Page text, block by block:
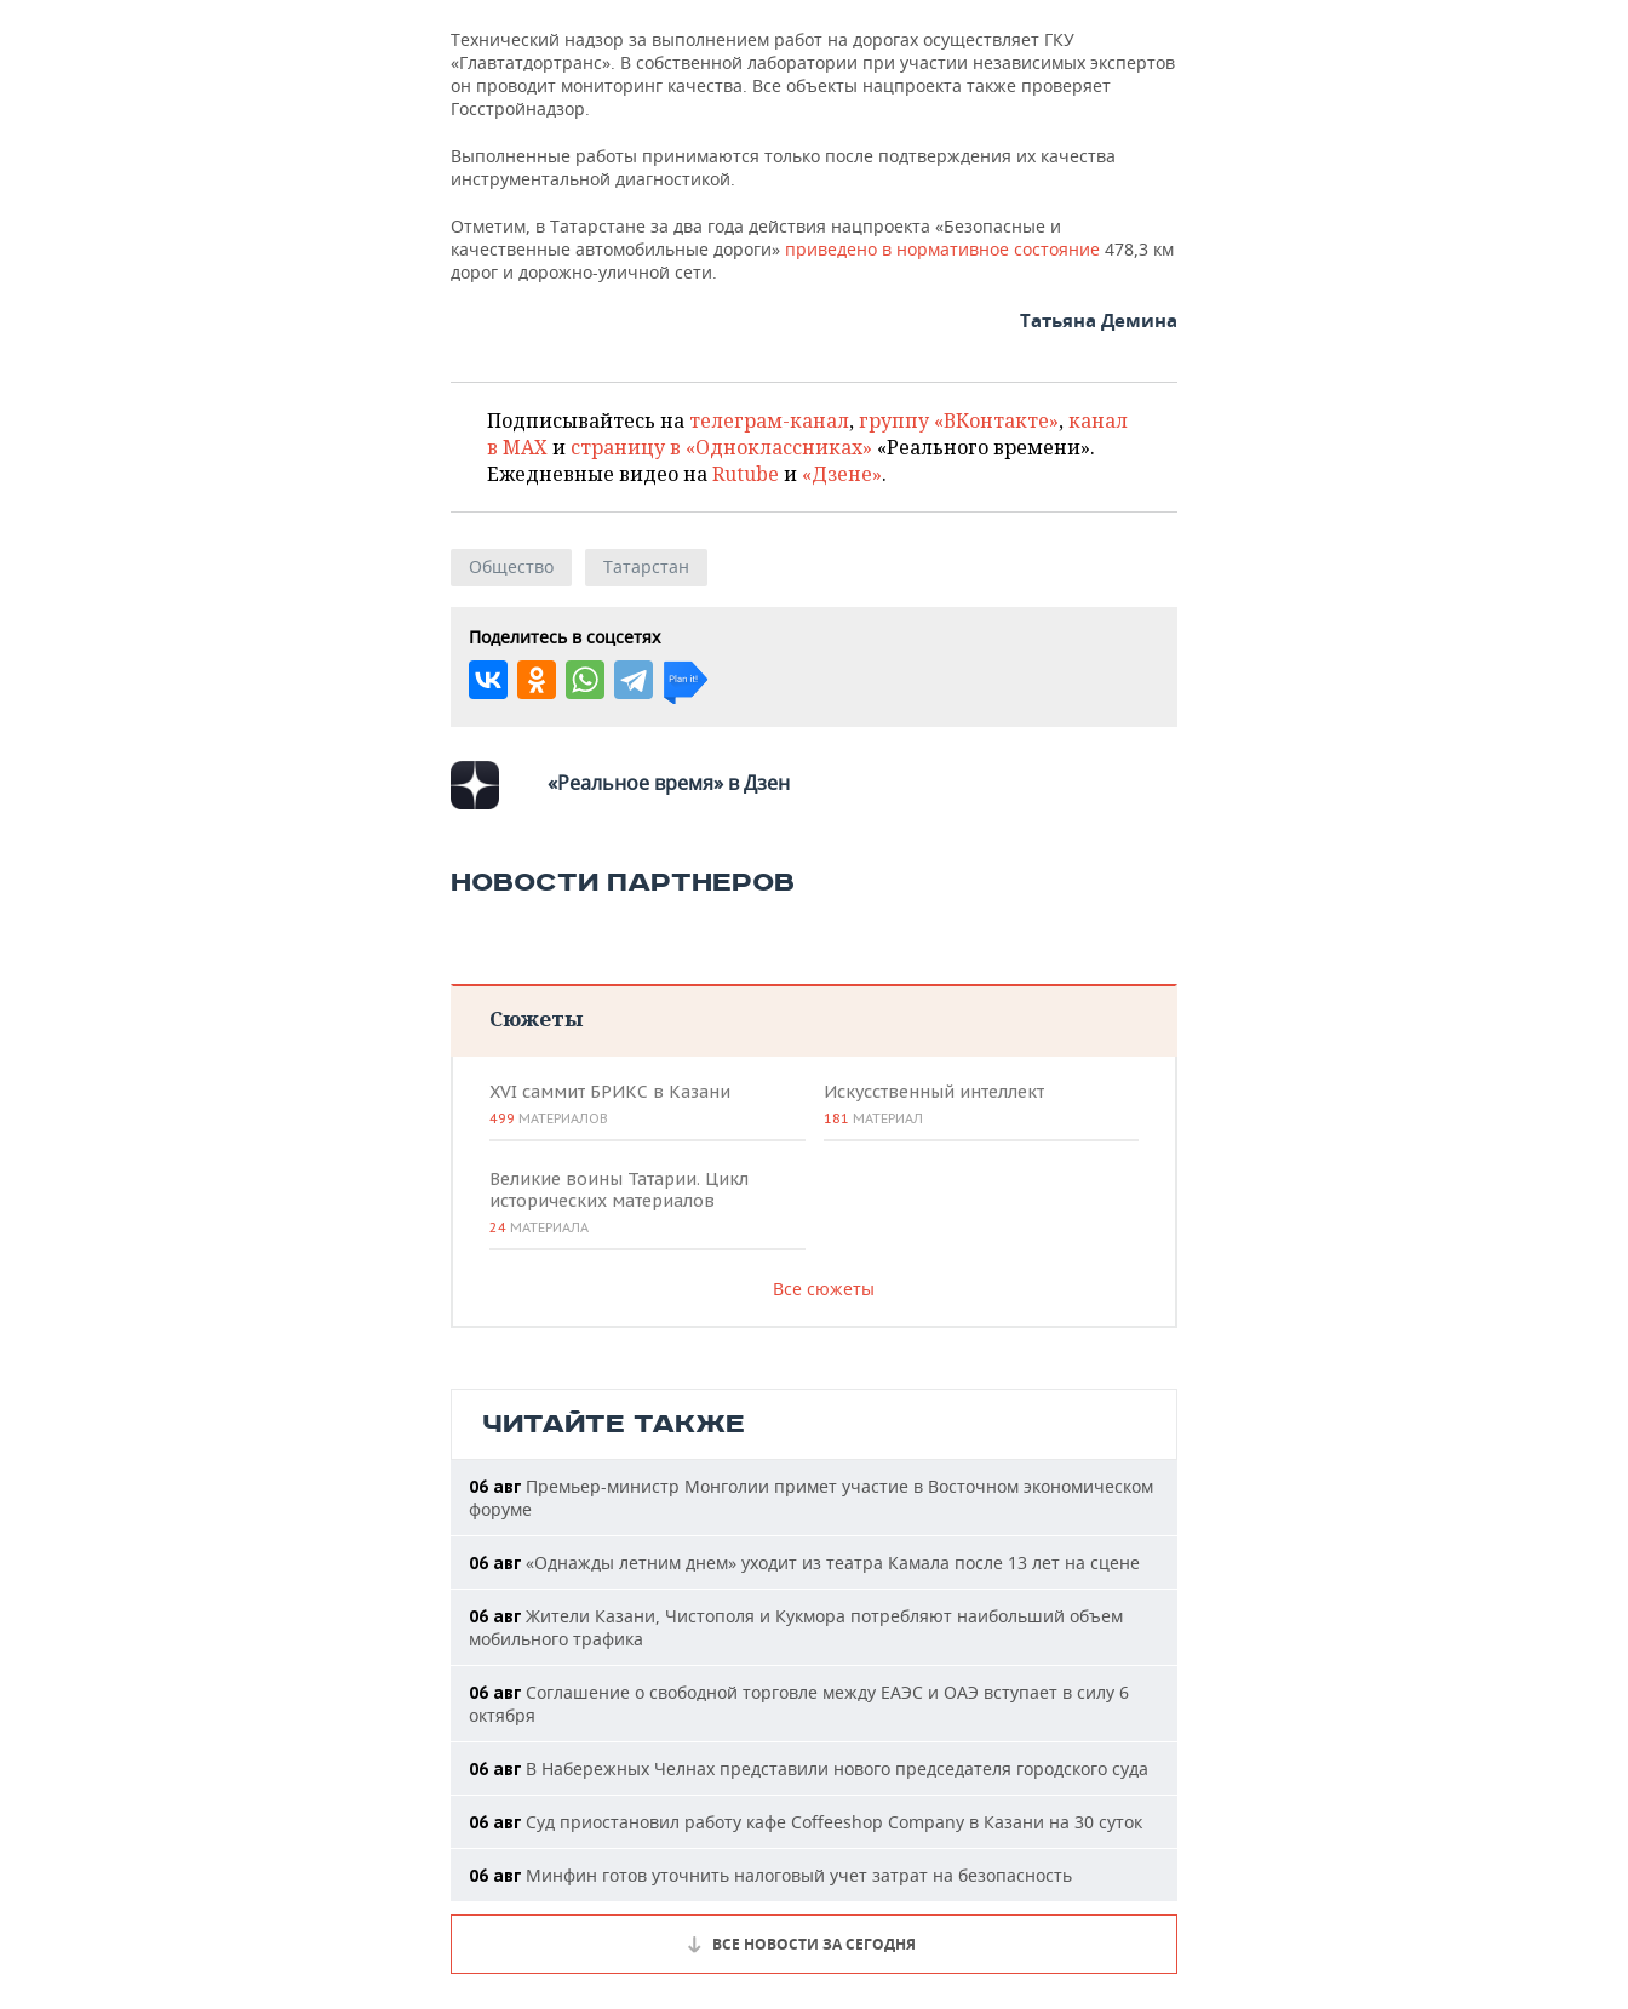
Технический надзор за выполнением работ на дорогах осуществляет ГКУ
«Главтатдортранс». В собственной лаборатории при участии независимых экспертов
он проводит мониторинг качества. Все объекты нацпроекта также проверяет
Госстройнадзор.
Выполненные работы принимаются только после подтверждения их качества
инструментальной диагностикой.
Отметим, в Татарстане за два года действия нацпроекта «Безопасные и
качественные автомобильные дороги» приведено в нормативное состояние 478,3 км
дорог и дорожно-уличной сети.
Татьяна Демина
Подписывайтесь на телеграм-канал,группу «ВКонтакте»,канал
в MAXи страницу в «Одноклассниках» «Реального времени».
Ежедневные видео наRutube и «Дзене».
Общество Татарстан
Поделитесь в соцсетях
«Реальное время» в Дзен
НОВОСТИ ПАРТНЕРОВ
Сюжеты
XVI саммит БРИКС в Казани
499 МАТЕРИАЛОВ
Великие воины Татарии. Цикл
исторических материалов
24 МАТЕРИАЛА
Искусственный интеллект
181 МАТЕРИАЛ
Все сюжеты
ЧИТАЙТЕ ТАКЖЕ
06 авг Премьер-министр Монголии примет участие в Восточном экономическом
форуме
06 авг «Однажды летним днем» уходит из театра Камала после 13 лет на сцене
06 авг Жители Казани, Чистополя и Кукмора потребляют наибольший объем
мобильного трафика
06 авг Соглашение о свободной торговле между ЕАЭС и ОАЭ вступает в силу 6
октября
06 авг В Набережных Челнах представили нового председателя городского суда
06 авг Суд приостановил работу кафе Coffeeshop Company в Казани на 30 суток
06 авг Минфин готов уточнить налоговый учет затрат на безопасность
ВСЕ НОВОСТИ ЗА СЕГОДНЯ